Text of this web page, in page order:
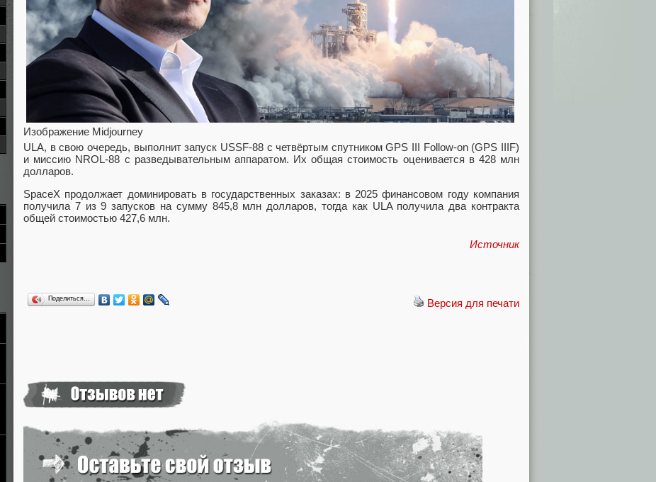
Изображение Midjourney
ULA, в свою очередь, выполнит запуск USSF-88 с четвёртым спутником GPS III Follow-on (GPS IIIF)
и миссию NROL-88 с разведывательным аппаратом. Их общая стоимость оценивается в 428 млн
долларов.
SpaceX продолжает доминировать в государственных заказах: в 2025 финансовом году компания
получила 7 из 9 запусков на сумму 845,8 млн долларов, тогда как ULA получила два контракта
общей стоимостью 427,6 млн.
Источник
Версия для печати
Поделиться…